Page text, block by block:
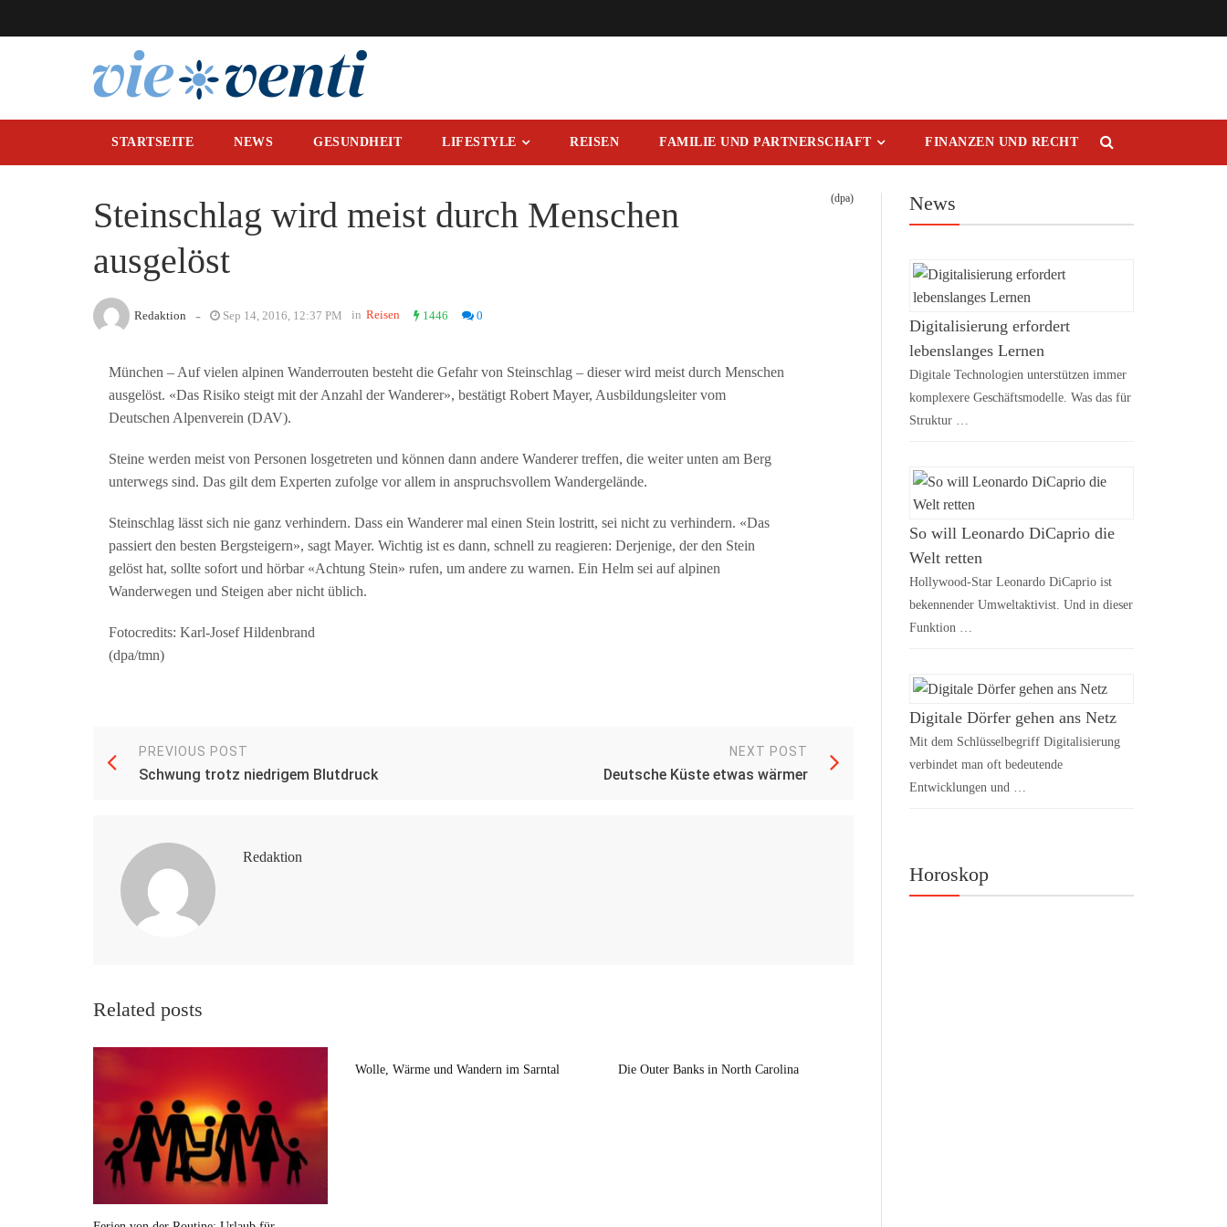
STARTSEITE NEWS GESUNDHEIT LIFESTYLE REISEN FAMILIE UND PARTNERSCHAFT FINANZEN UND RECHT
Steinschlag wird meist durch Menschen
ausgelöst
(dpa)
Redaktion - Sep 14, 2016, 12:37 PM in Reisen 1446 0
München – Auf vielen alpinen Wanderrouten besteht die Gefahr von Steinschlag – dieser wird meist durch Menschen
ausgelöst. «Das Risiko steigt mit der Anzahl der Wanderer», bestätigt Robert Mayer, Ausbildungsleiter vom
Deutschen Alpenverein (DAV).
Steine werden meist von Personen losgetreten und können dann andere Wanderer treffen, die weiter unten am Berg
unterwegs sind. Das gilt dem Experten zufolge vor allem in anspruchsvollem Wandergelände.
Steinschlag lässt sich nie ganz verhindern. Dass ein Wanderer mal einen Stein lostritt, sei nicht zu verhindern. «Das
passiert den besten Bergsteigern», sagt Mayer. Wichtig ist es dann, schnell zu reagieren: Derjenige, der den Stein
gelöst hat, sollte sofort und hörbar «Achtung Stein» rufen, um andere zu warnen. Ein Helm sei auf alpinen
Wanderwegen und Steigen aber nicht üblich.
Fotocredits: Karl-Josef Hildenbrand
(dpa/tmn)
PREVIOUS POST
Schwung trotz niedrigem Blutdruck
NEXT POST
Deutsche Küste etwas wärmer
Redaktion
Related posts
Wolle, Wärme und Wandern im Sarntal Die Outer Banks in North Carolina
News
Digitalisierung erfordert
lebenslanges Lernen
Digitale Technologien unterstützen immer
komplexere Geschäftsmodelle. Was das für
Struktur …
So will Leonardo DiCaprio die
Welt retten
Hollywood-Star Leonardo DiCaprio ist
bekennender Umweltaktivist. Und in dieser
Funktion …
Digitale Dörfer gehen ans Netz
Mit dem Schlüsselbegriff Digitalisierung
verbindet man oft bedeutende
Entwicklungen und …
Horoskop